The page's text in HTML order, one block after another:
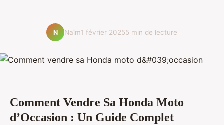
N Naïm1 février 20255 min de lecture
Comment Vendre Sa Honda Moto
d’Occasion : Un Guide Complet